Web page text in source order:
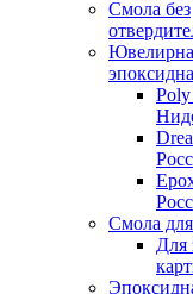
Смола без
Poly
Смола
Для